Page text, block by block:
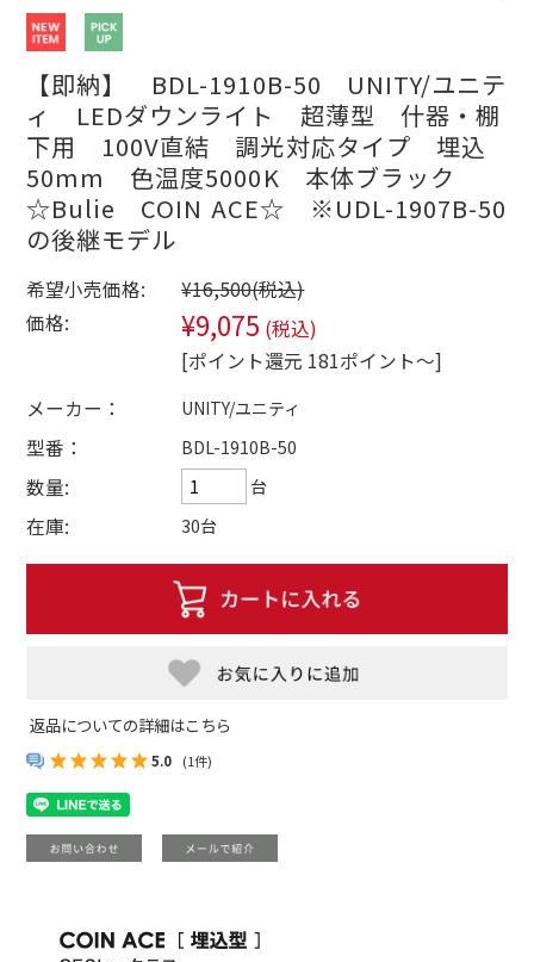
【即納】 BDL-1910B-50 UNITY/ユニテ
ィ LEDダウンライト 超薄型 什器・棚
下用 100V直結 調光対応タイプ 埋込
50mm 色温度5000K 本体ブラック
☆Bulie COIN ACE☆ ※UDL-1907B-50
の後継モデル
希望小売価格: ¥16,500(税込)
価格:
¥9,075 (税込)
[ポイント還元 181ポイント～]
メーカー：
UNITY/ユニティ
型番： BDL-1910B-50
数量: 台
在庫: 30台
返品についての詳細はこちら
5.0 (1件)